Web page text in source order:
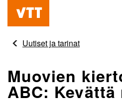
Hyppää
pääsisältöön
Beyond
obviousUutiset ja tarinat
Muovien
ABC: